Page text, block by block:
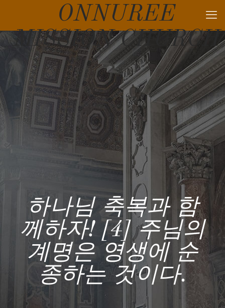
ONNUREE
MISSION CHURCH
하나님 축복과 함
께하자! [4] 주님의
계명은 영생에 순
종하는 것이다.